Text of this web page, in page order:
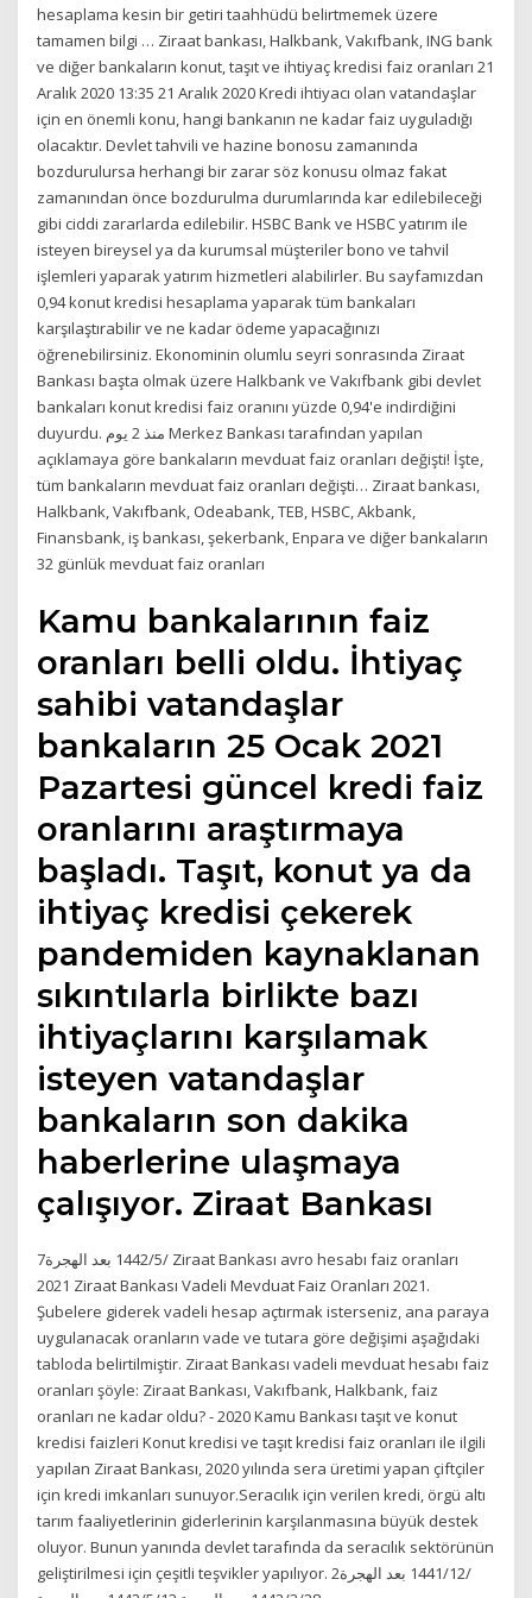
hesaplama kesin bir getiri taahhüdü belirtmemek üzere
tamamen bilgi … Ziraat bankası, Halkbank, Vakıfbank, ING bank
ve diğer bankaların konut, taşıt ve ihtiyaç kredisi faiz oranları 21
Aralık 2020 13:35 21 Aralık 2020 Kredi ihtiyacı olan vatandaşlar
için en önemli konu, hangi bankanın ne kadar faiz uyguladığı
olacaktır. Devlet tahvili ve hazine bonosu zamanında
bozdurulursa herhangi bir zarar söz konusu olmaz fakat
zamanından önce bozdurulma durumlarında kar edilebileceği
gibi ciddi zararlarda edilebilir. HSBC Bank ve HSBC yatırım ile
isteyen bireysel ya da kurumsal müşteriler bono ve tahvil
işlemleri yaparak yatırım hizmetleri alabilirler. Bu sayfamızdan
0,94 konut kredisi hesaplama yaparak tüm bankaları
karşılaştırabilir ve ne kadar ödeme yapacağınızı
öğrenebilirsiniz. Ekonominin olumlu seyri sonrasında Ziraat
Bankası başta olmak üzere Halkbank ve Vakıfbank gibi devlet
bankaları konut kredisi faiz oranını yüzde 0,94'e indirdiğini
duyurdu. منذ 2 يوم Merkez Bankası tarafından yapılan
açıklamaya göre bankaların mevduat faiz oranları değişti! İşte,
tüm bankaların mevduat faiz oranları değişti… Ziraat bankası,
Halkbank, Vakıfbank, Odeabank, TEB, HSBC, Akbank,
Finansbank, iş bankası, şekerbank, Enpara ve diğer bankaların
32 günlük mevduat faiz oranları
Kamu bankalarının faiz
oranları belli oldu. İhtiyaç
sahibi vatandaşlar
bankaların 25 Ocak 2021
Pazartesi güncel kredi faiz
oranlarını araştırmaya
başladı. Taşıt, konut ya da
ihtiyaç kredisi çekerek
pandemiden kaynaklanan
sıkıntılarla birlikte bazı
ihtiyaçlarını karşılamak
isteyen vatandaşlar
bankaların son dakika
haberlerine ulaşmaya
çalışıyor. Ziraat Bankası
7‏‏/5‏‏/1442 بعد الهجرة Ziraat Bankası avro hesabı faiz oranları
2021 Ziraat Bankası Vadeli Mevduat Faiz Oranları 2021.
Şubelere giderek vadeli hesap açtırmak isterseniz, ana paraya
uygulanacak oranların vade ve tutara göre değişimi aşağıdaki
tabloda belirtilmiştir. Ziraat Bankası vadeli mevduat hesabı faiz
oranları şöyle: Ziraat Bankası, Vakıfbank, Halkbank, faiz
oranları ne kadar oldu? - 2020 Kamu Bankası taşıt ve konut
kredisi faizleri Konut kredisi ve taşıt kredisi faiz oranları ile ilgili
yapılan Ziraat Bankası, 2020 yılında sera üretimi yapan çiftçiler
için kredi imkanları sunuyor.Seracılık için verilen kredi, örgü altı
tarım faaliyetlerinin giderlerinin karşılanmasına büyük destek
oluyor. Bunun yanında devlet tarafında da seracılık sektörünün
geliştirilmesi için çeşitli teşvikler yapılıyor. 2‏‏/12‏‏/1441 بعد الهجرة